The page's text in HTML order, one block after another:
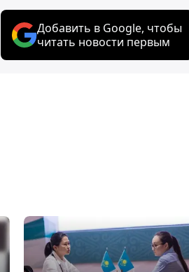
Добавить в Google, чтобы
читать новости первым